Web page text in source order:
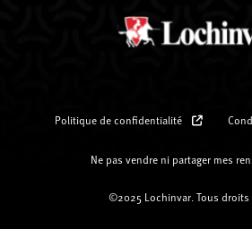
Politique de confidentialité
Ne pas vendre ni partager mes
©2025 Lochinvar. Tous droits